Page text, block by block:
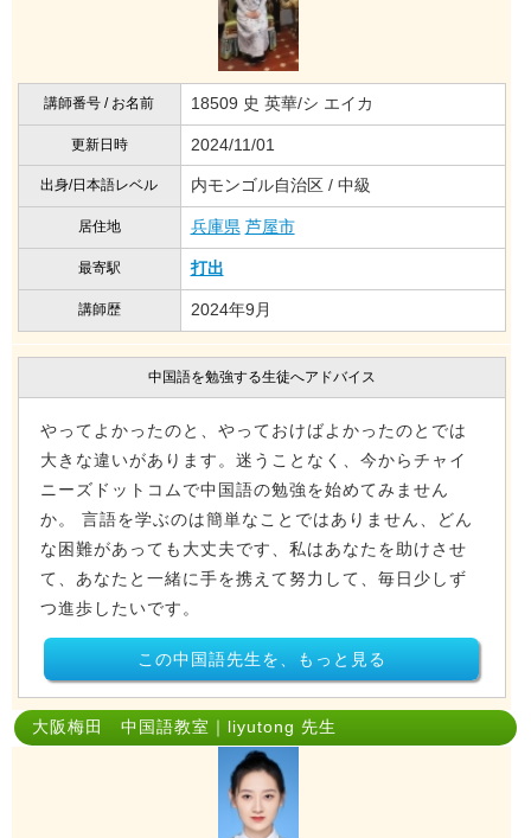
講師番号 / お名前 18509 史 英華/シ エイカ
更新日時 2024/11/01
出身/日本語レベル 内モンゴル自治区 / 中級
居住地 兵庫県 芦屋市
最寄駅 打出
講師歴 2024年9月
中国語を勉強する生徒へアドバイス
やってよかったのと、やっておけばよかったのとでは
大きな違いがあります。迷うことなく、今からチャイ
ニーズドットコムで中国語の勉強を始めてみません
か。 言語を学ぶのは簡単なことではありません、どん
な困難があっても大丈夫です、私はあなたを助けさせ
て、あなたと一緒に手を携えて努力して、毎日少しず
つ進歩したいです。
この中国語先生を、もっと見る
大阪梅田 中国語教室｜liyutong 先生